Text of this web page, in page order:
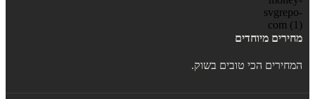
מחירים מיוחדים
המחירים הכי טובים בשוק.